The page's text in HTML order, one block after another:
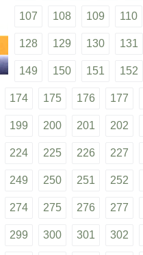
107 108 109 110
128 129 130 131
149 150 151 152
174 175 176 177
199 200 201 202
224 225 226 227
249 250 251 252
274 275 276 277
299 300 301 302